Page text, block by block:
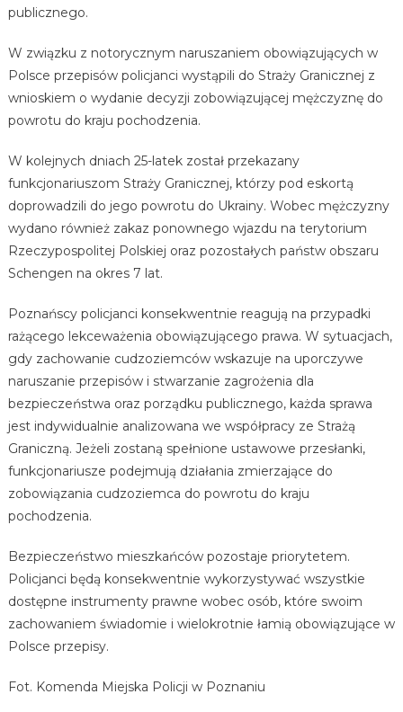
publicznego.
W związku z notorycznym naruszaniem obowiązujących w
Polsce przepisów policjanci wystąpili do Straży Granicznej z
wnioskiem o wydanie decyzji zobowiązującej mężczyznę do
powrotu do kraju pochodzenia.
W kolejnych dniach 25-latek został przekazany
funkcjonariuszom Straży Granicznej, którzy pod eskortą
doprowadzili do jego powrotu do Ukrainy. Wobec mężczyzny
wydano również zakaz ponownego wjazdu na terytorium
Rzeczypospolitej Polskiej oraz pozostałych państw obszaru
Schengen na okres 7 lat.
Poznańscy policjanci konsekwentnie reagują na przypadki
rażącego lekceważenia obowiązującego prawa. W sytuacjach,
gdy zachowanie cudzoziemców wskazuje na uporczywe
naruszanie przepisów i stwarzanie zagrożenia dla
bezpieczeństwa oraz porządku publicznego, każda sprawa
jest indywidualnie analizowana we współpracy ze Strażą
Graniczną. Jeżeli zostaną spełnione ustawowe przesłanki,
funkcjonariusze podejmują działania zmierzające do
zobowiązania cudzoziemca do powrotu do kraju
pochodzenia.
Bezpieczeństwo mieszkańców pozostaje priorytetem.
Policjanci będą konsekwentnie wykorzystywać wszystkie
dostępne instrumenty prawne wobec osób, które swoim
zachowaniem świadomie i wielokrotnie łamią obowiązujące w
Polsce przepisy.
Fot. Komenda Miejska Policji w Poznaniu